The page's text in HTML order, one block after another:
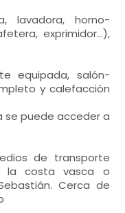
lavadora, horno-
exprimidor...),
equipada, salón-
y calefacción
se puede acceder a
de transporte
la costa vasca o
Cerca de